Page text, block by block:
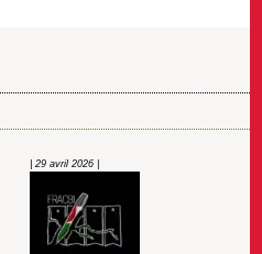
| 29 avril 2026 |